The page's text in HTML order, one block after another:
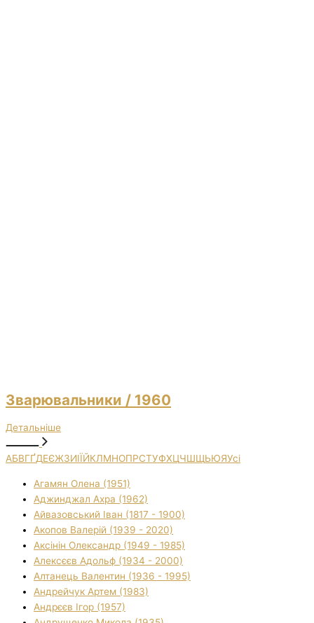
Зварювальники / 1960
Детальніше
АБВГҐДЕЄЖЗИІЇЙКЛМНОПРСТУФХЦЧШЩЬЮЯУсі
Агамян Олена (1951)
Аджинджал Ахра (1962)
Айвазовський Іван (1817 - 1900)
Акопов Валерій (1939 - 2020)
Аксінін Олександр (1949 - 1985)
Алексєєв Адольф (1934 - 2000)
Алтанець Валентин (1936 - 1995)
Андрейчук Артем (1983)
Андрєєв Ігор (1957)